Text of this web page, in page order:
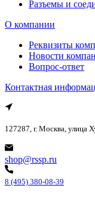
Разъемы и
О компании
Реквизиты
Новости
Вопрос-ответ
Контактная
127287, г. Москва, улица
shop@rssp.ru
8 (495) 380-08-39